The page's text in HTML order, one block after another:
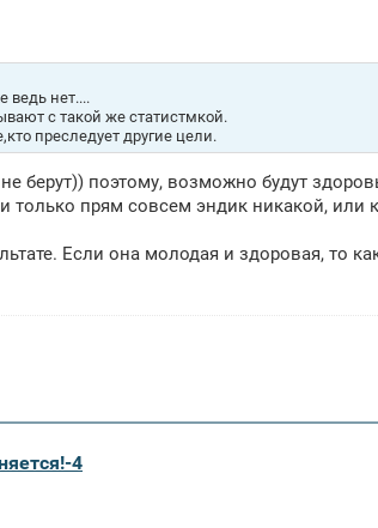
ведь нет....
с такой же статистмкой.
преследует другие цели.
берут)) поэтому, возможно будут
прям совсем эндик никакой, или
Если она молодая и здоровая, то
4